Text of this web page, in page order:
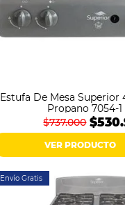
Estufa De Mesa Superior
Propano 7054-1
$737.000
VER PRODUCTO
Envío Gratis